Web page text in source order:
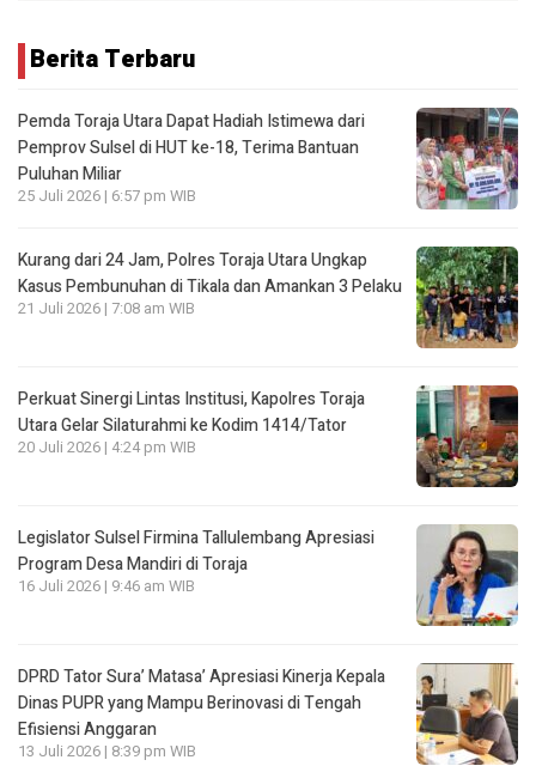
Berita Terbaru
Pemda Toraja Utara Dapat Hadiah Istimewa dari
Pemprov Sulsel di HUT ke-18, Terima Bantuan
Puluhan Miliar
25 Juli 2026 | 6:57 pm WIB
Kurang dari 24 Jam, Polres Toraja Utara Ungkap
Kasus Pembunuhan di Tikala dan Amankan 3 Pelaku
21 Juli 2026 | 7:08 am WIB
Perkuat Sinergi Lintas Institusi, Kapolres Toraja
Utara Gelar Silaturahmi ke Kodim 1414/Tator
20 Juli 2026 | 4:24 pm WIB
Legislator Sulsel Firmina Tallulembang Apresiasi
Program Desa Mandiri di Toraja
16 Juli 2026 | 9:46 am WIB
DPRD Tator Sura’ Matasa’ Apresiasi Kinerja Kepala
Dinas PUPR yang Mampu Berinovasi di Tengah
Efisiensi Anggaran
13 Juli 2026 | 8:39 pm WIB